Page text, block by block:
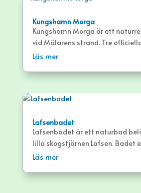
Kungshamn Morga
Kungshamn Morga är ett
vid Mälarens strand. Tre
med livboj finns; Oxtorget,
Läs mer
Lafsenbadet
Lafsenbadet är ett naturbad
lilla skogstjärnen Lafsen. Badet
gräsytor, brygga och sandstrand.
Läs mer